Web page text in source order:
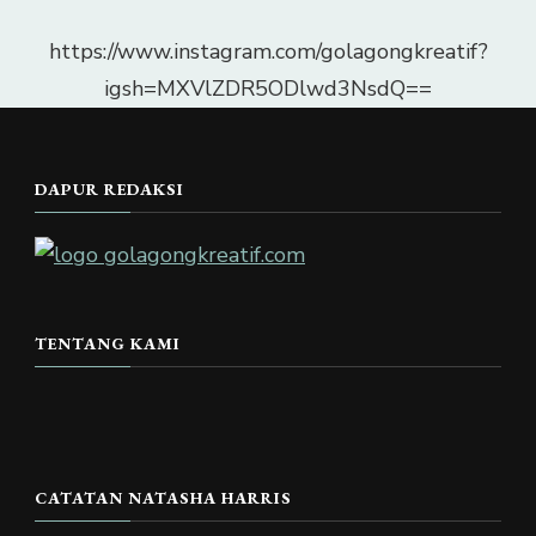
https://www.instagram.com/golagongkreatif?
igsh=MXVlZDR5ODlwd3NsdQ==
DAPUR REDAKSI
TENTANG KAMI
CATATAN NATASHA HARRIS